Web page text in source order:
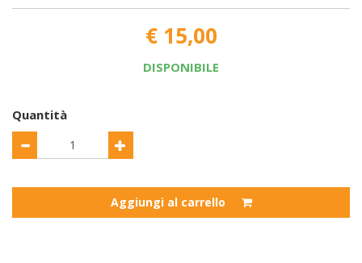
€ 15,00
DISPONIBILE
Quantità
Aggiungi al carrello